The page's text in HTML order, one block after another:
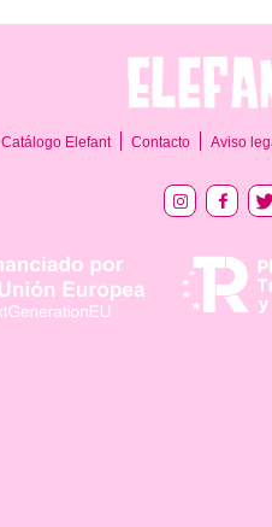
Catálogo Elefant Contacto Aviso